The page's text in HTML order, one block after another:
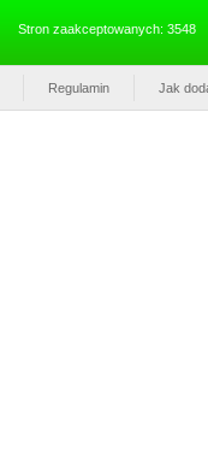
Stron zaakceptowanych: 3548
Regulamin Jak